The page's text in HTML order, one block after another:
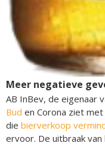
Meer negatieve
AB InBev, de eigenaar
Bud en Corona ziet met
die bierverkoop
ervoor. De uitbraak